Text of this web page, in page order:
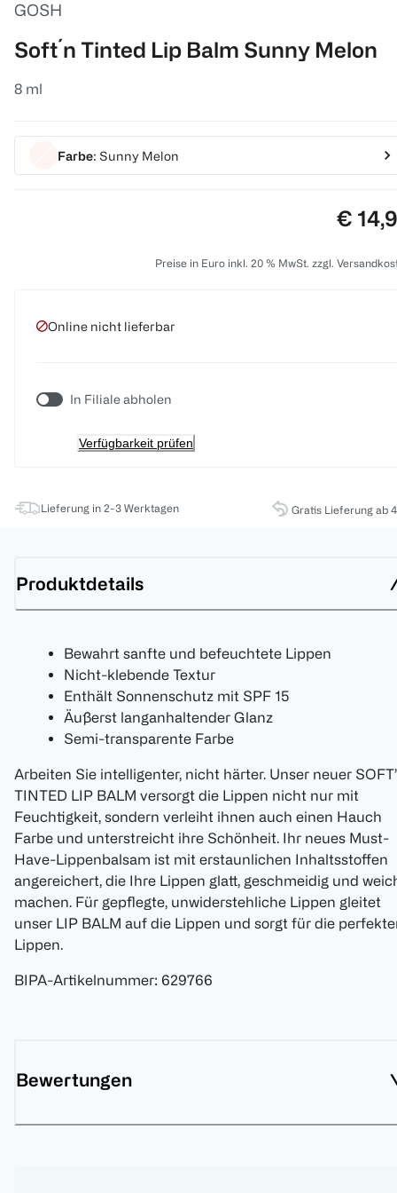
GOSH
Soft´n Tinted Lip Balm Sunny Melon
8 ml
Farbe: Sunny Melon
Preis:
€
Preise in Euro inkl. 20 % MwSt. zzgl.
Online nicht lieferbar
In Filiale abholen
Verfügbarkeit prüfen
Lieferung in 2-3 Werktagen Gratis Lieferung ab
Produktdetails
Bewahrt sanfte und befeuchtete Lippen
Nicht-klebende Textur
Enthält Sonnenschutz mit SPF 15
Äußerst langanhaltender Glanz
Semi-transparente Farbe
Arbeiten Sie intelligenter, nicht härter. Unser neuer
TINTED LIP BALM versorgt die Lippen nicht nur mit
Feuchtigkeit, sondern verleiht ihnen auch einen Hauch
Farbe und unterstreicht ihre Schönheit. Ihr neues Must-
Have-Lippenbalsam ist mit erstaunlichen Inhaltsstoffen
angereichert, die Ihre Lippen glatt, geschmeidig und
machen. Für gepflegte, unwiderstehliche Lippen gleitet
unser LIP BALM auf die Lippen und sorgt für die
Lippen.
BIPA-Artikelnummer: 629766
Bewertungen